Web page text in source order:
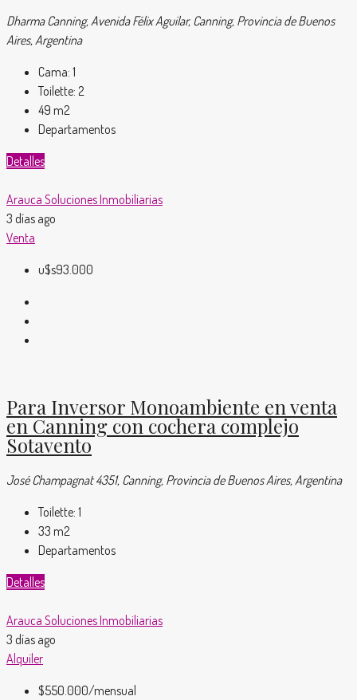
Dharma Canning, Avenida Félix Aguilar, Canning, Provincia de Buenos
Aires, Argentina
Cama: 1
Toilette: 2
49 m2
Departamentos
Detalles
Arauca Soluciones Inmobiliarias
3 días ago
Venta
u$s93.000
Para Inversor Monoambiente en venta
en Canning con cochera complejo
Sotavento
José Champagnat 4351, Canning, Provincia de Buenos Aires, Argentina
Toilette: 1
33 m2
Departamentos
Detalles
Arauca Soluciones Inmobiliarias
3 días ago
Alquiler
$550.000/mensual